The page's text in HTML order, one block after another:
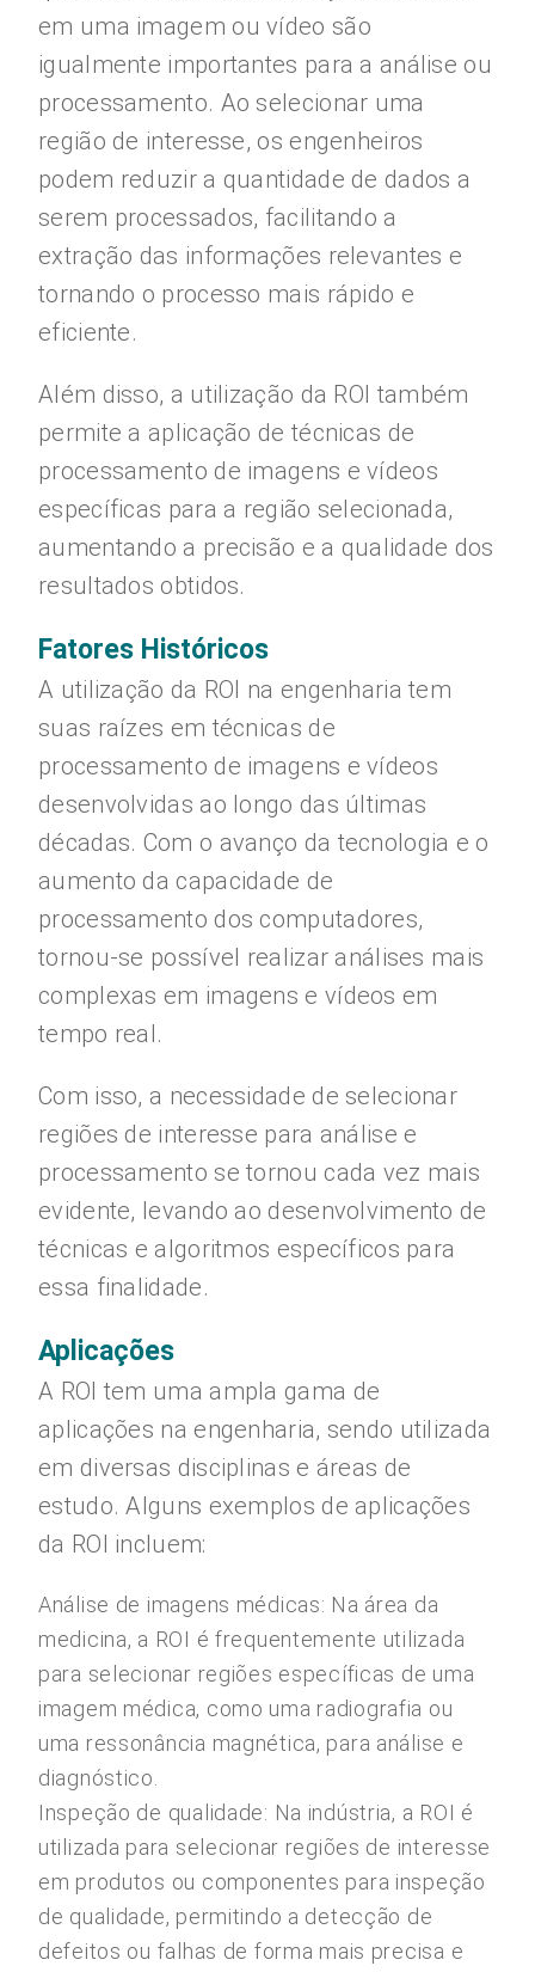
em uma imagem ou vídeo são
igualmente importantes para a análise ou
processamento. Ao selecionar uma
região de interesse, os engenheiros
podem reduzir a quantidade de dados a
serem processados, facilitando a
extração das informações relevantes e
tornando o processo mais rápido e
eficiente.
Além disso, a utilização da ROI também
permite a aplicação de técnicas de
processamento de imagens e vídeos
específicas para a região selecionada,
aumentando a precisão e a qualidade dos
resultados obtidos.
Fatores Históricos
A utilização da ROI na engenharia tem
suas raízes em técnicas de
processamento de imagens e vídeos
desenvolvidas ao longo das últimas
décadas. Com o avanço da tecnologia e o
aumento da capacidade de
processamento dos computadores,
tornou-se possível realizar análises mais
complexas em imagens e vídeos em
tempo real.
Com isso, a necessidade de selecionar
regiões de interesse para análise e
processamento se tornou cada vez mais
evidente, levando ao desenvolvimento de
técnicas e algoritmos específicos para
essa finalidade.
Aplicações
A ROI tem uma ampla gama de
aplicações na engenharia, sendo utilizada
em diversas disciplinas e áreas de
estudo. Alguns exemplos de aplicações
da ROI incluem:
Análise de imagens médicas: Na área da
medicina, a ROI é frequentemente utilizada
para selecionar regiões específicas de uma
imagem médica, como uma radiografia ou
uma ressonância magnética, para análise e
diagnóstico.
Inspeção de qualidade: Na indústria, a ROI é
utilizada para selecionar regiões de interesse
em produtos ou componentes para inspeção
de qualidade, permitindo a detecção de
defeitos ou falhas de forma mais precisa e